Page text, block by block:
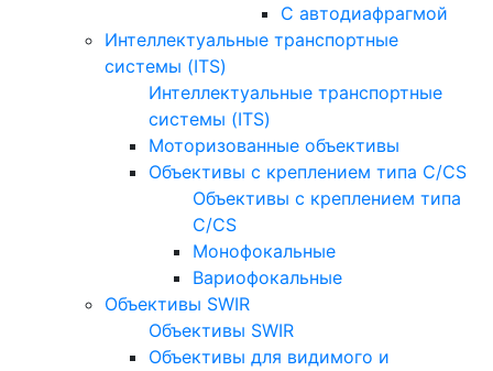
С автодиафрагмой
Интеллектуальные транспортные
системы (ITS)
Интеллектуальные транспортные
системы (ITS)
Моторизованные объективы
Объективы с креплением типа C/CS
Объективы с креплением типа
C/CS
Монофокальные
Вариофокальные
Объективы SWIR
Объективы SWIR
Объективы для видимого и